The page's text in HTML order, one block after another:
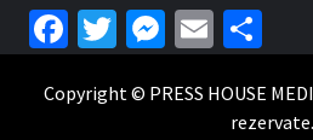
Facebook
TwitterEmail
Copyright © PRESS HOUSE
rezervate.